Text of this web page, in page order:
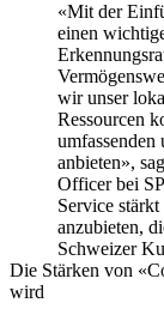
«Mit der
einen
wir unser
Ressourcen
anbieten»,
Officer bei
Service
anzubieten,
Schweizer
Die Stärken von
wird